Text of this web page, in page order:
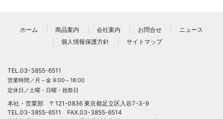
ホーム 商品案内 会社案内 お問合せ
ニュース
個人情報保護方針
サイトマップ
TEL.03-3855-6511
営業時間／月～金 9:00～18:00
定休日／土曜・日曜・祝祭日
本社・営業部 〒121-0836 東京都足立区入谷7-3-9
TEL.03-3855-6511
FAX.03-3855-6514